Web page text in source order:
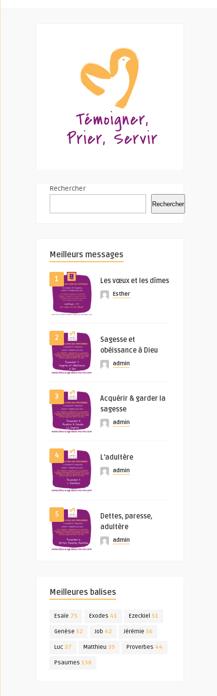
Rechercher
Rechercher
Meilleurs messages
1 Les vœux et les dîmes
Esther
2
Sagesse et
obéissance à Dieu
admin
3
Acquérir & garder la
sagesse
admin
4 L’adultère
admin
5
Dettes, paresse,
adultère
admin
Meilleures balises
Esaïe 75 Exodes 41 Ezeckiel 51
Genèse 52 Job 42 Jérémie 56
Luc 37 Matthieu 39 Proverbes 44
Psaumes 158